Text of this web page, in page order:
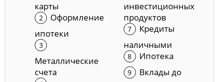
карты
Оформление
ипотеки
Металлические
счета
инвестиционных
продуктов
Кредиты
наличными
Ипотека
Вклады до